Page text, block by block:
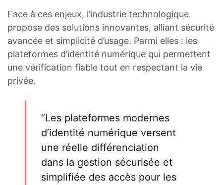
Face à ces enjeux, l’industrie technologique
propose des solutions innovantes, alliant sécurité
avancée et simplicité d’usage. Parmi elles : les
plateformes d’identité numérique qui permettent
une vérification fiable tout en respectant la vie
privée.
“Les plateformes modernes
d’identité numérique versent
une réelle différenciation
dans la gestion sécurisée et
simplifiée des accès pour les